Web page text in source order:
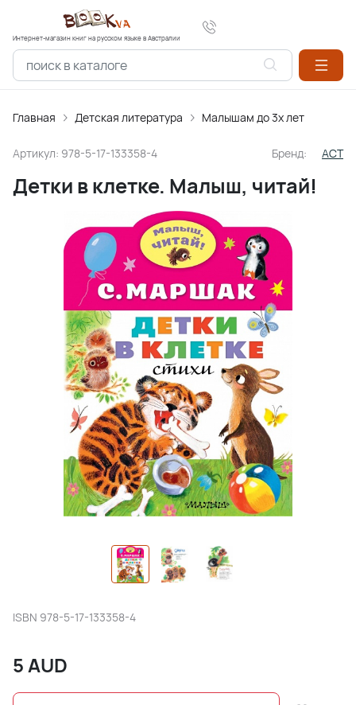
Интернет-магазин книг на русском языке в Австралии
Главная Детская литература Малышам до 3х лет
Артикул: 978-5-17-133358-4 Бренд: АСТ
Детки в клетке. Малыш, читай!
ISBN 978-5-17-133358-4
5 AUD